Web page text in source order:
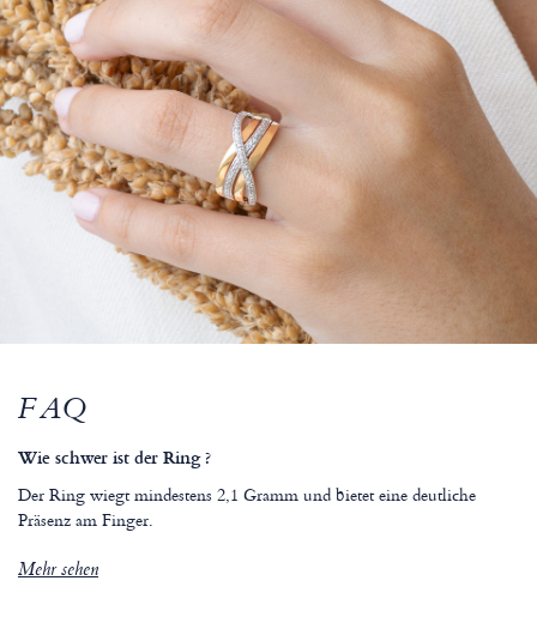
FAQ
Wie schwer ist der Ring ?
Der Ring wiegt mindestens 2,1 Gramm und bietet eine deutliche
Präsenz am Finger.
Mehr sehen